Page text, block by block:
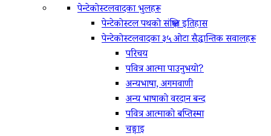
पेन्टेकोस्टलवादका भुलहरू
पेन्टेकोस्टल पथको संक्षिप्‍त इतिहास
पेन्टेकोस्टलवादका ३५ ओटा सैद्धान्तिक सवालहरू
परिचय
पवित्र आत्मा पाउनुभयो?
अन्यभाषा, अगमवाणी
अन्य भाषाको वरदान बन्द
पवित्र आत्माको बप्‍तिस्मा
चङ्गाइ